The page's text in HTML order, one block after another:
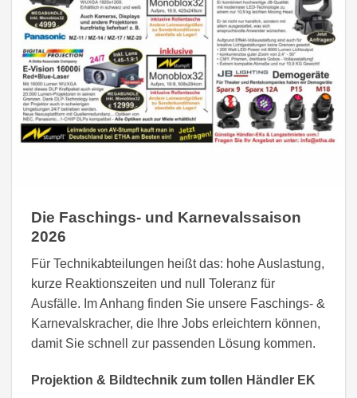
Die Faschings- und Karnevalssaison
2026
Für Technikabteilungen heißt das: hohe Auslastung,
kurze Reaktionszeiten und null Toleranz für
Ausfälle. Im Anhang finden Sie unsere Faschings- &
Karnevalskracher, die Ihre Jobs erleichtern können,
damit Sie schnell zur passenden Lösung kommen.
Projektion & Bildtechnik zum tollen Händler EK